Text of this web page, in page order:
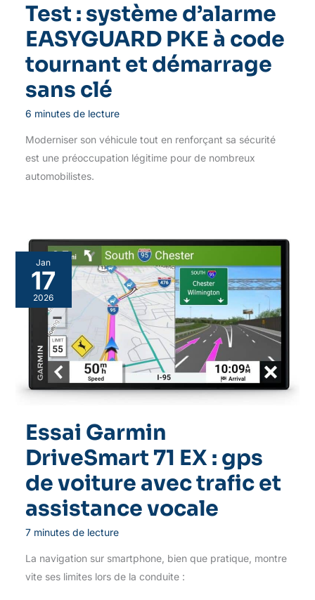
Test : système d’alarme
EASYGUARD PKE à code
tournant et démarrage
sans clé
6 minutes de lecture
Moderniser son véhicule tout en renforçant sa sécurité
est une préoccupation légitime pour de nombreux
automobilistes.
Jan
17
2026
Essai Garmin
DriveSmart 71 EX : gps
de voiture avec trafic et
assistance vocale
7 minutes de lecture
La navigation sur smartphone, bien que pratique, montre
vite ses limites lors de la conduite :